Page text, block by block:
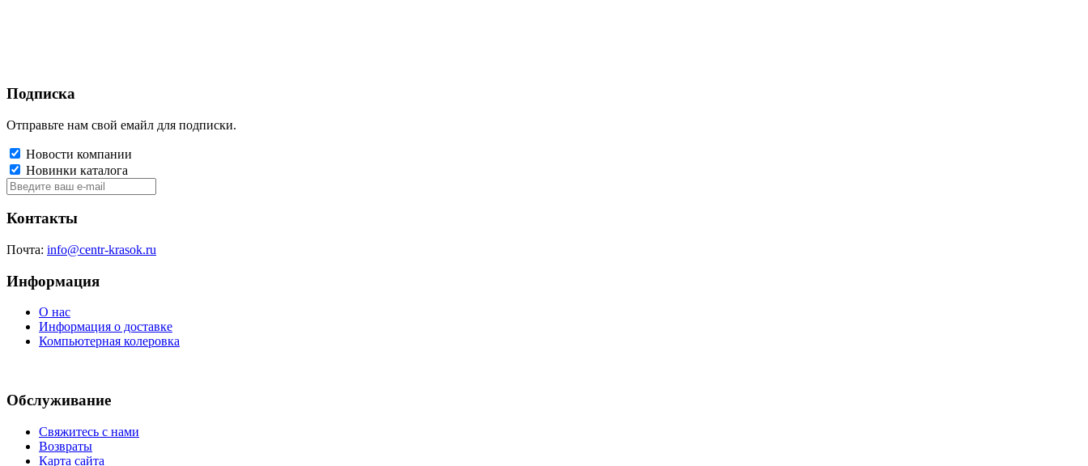
Подписка
Отправьте нам свой емайл для подписки.
Новости компании
Новинки каталога
Контакты
Почта: info@centr-krasok.ru
Информация
О нас
Информация о доставке
Компьютерная колеровка
Обслуживание
Свяжитесь с нами
Возвраты
Карта сайта